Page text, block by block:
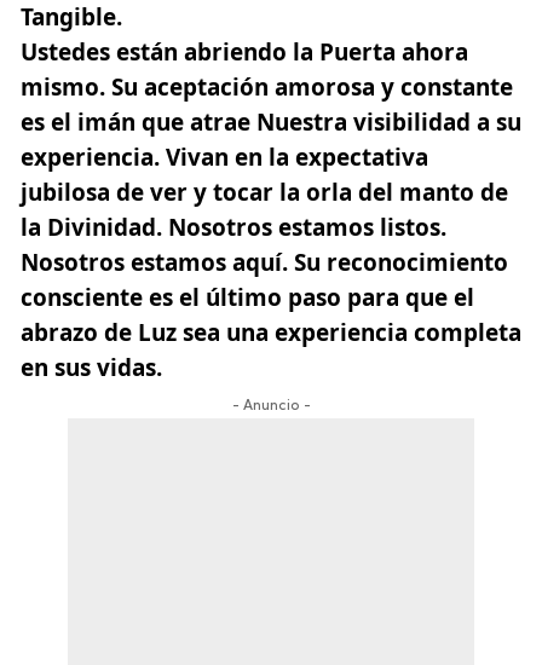
Tangible.
Ustedes están abriendo la Puerta ahora
mismo. Su aceptación amorosa y constante
es el imán que atrae Nuestra visibilidad a su
experiencia. Vivan en la expectativa
jubilosa de ver y tocar la orla del manto de
la Divinidad. Nosotros estamos listos.
Nosotros estamos aquí. Su reconocimiento
consciente es el último paso para que el
abrazo de Luz sea una experiencia completa
en sus vidas.
- Anuncio -